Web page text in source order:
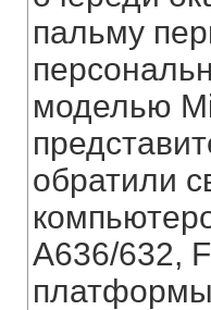
пальму
моделью
обратили
А636/632,